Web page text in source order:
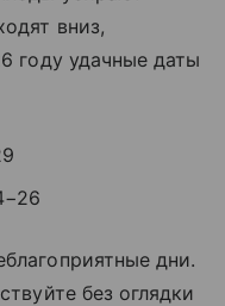
вниз,
году удачные даты
дни.
без оглядки